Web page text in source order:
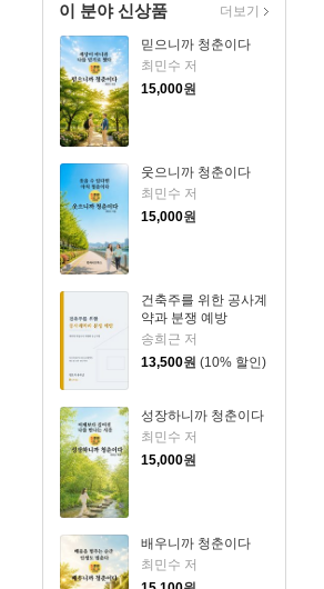
이 분야 신상품
믿으니까 청춘이다
최민수 저
15,000원
웃으니까 청춘이다
최민수 저
15,000원
건축주를 위한 공사계
약과 분쟁 예방
송희근 저
13,500원 (10% 할인)
성장하니까 청춘이다
최민수 저
15,000원
배우니까 청춘이다
최민수 저
더보기